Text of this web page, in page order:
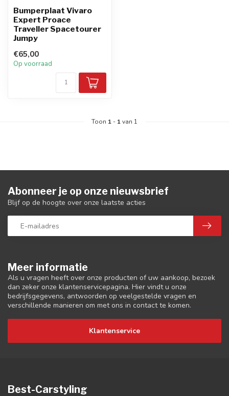
Bumperplaat Vivaro
Expert Proace
Traveller Spacetourer
Jumpy
€65,00
Op voorraad
Toon 1 - 1van 1
Meer informatie
Als u vragen heeft over onze producten of uw aankoop, bezoek
dan zeker onze klantenservicepagina. Hier vindt u onze
bedrijfsgegevens, antwoorden op veelgestelde vragen en
verschillende manieren om met ons in contact te komen.
Klantenservice
Abonneer je op onze nieuwsbrief
Blijf op de hoogte over onze laatste acties
Best-Carstyling